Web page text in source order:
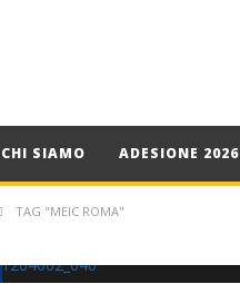
CHI SIAMO ADESIONE 2026
TAG "MEIC ROMA"